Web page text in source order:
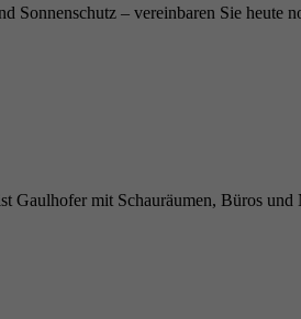
­– vereinbaren Sie heute
mit Schauräumen, Büros